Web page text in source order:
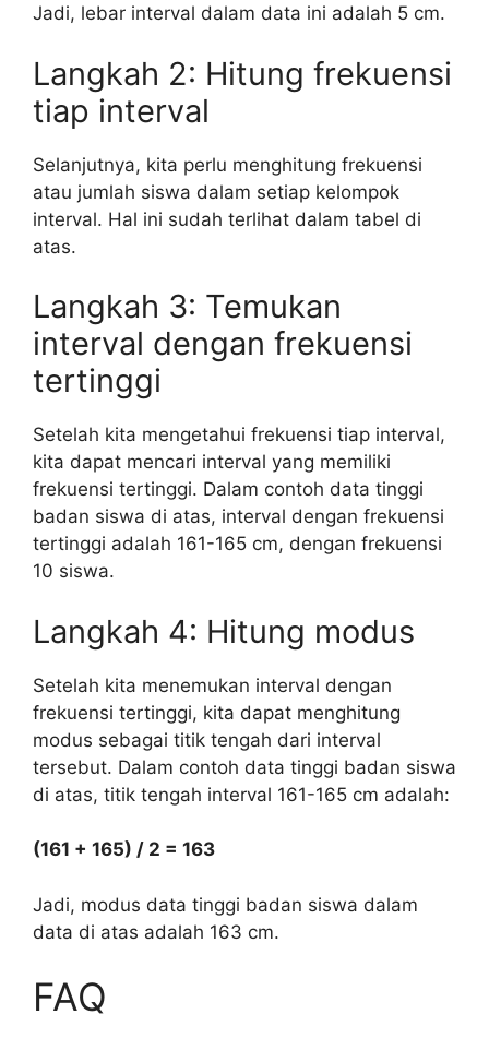
Jadi, lebar interval dalam data ini adalah 5 cm.
Langkah 2: Hitung frekuensi
tiap interval
Selanjutnya, kita perlu menghitung frekuensi
atau jumlah siswa dalam setiap kelompok
interval. Hal ini sudah terlihat dalam tabel di
atas.
Langkah 3: Temukan
interval dengan frekuensi
tertinggi
Setelah kita mengetahui frekuensi tiap interval,
kita dapat mencari interval yang memiliki
frekuensi tertinggi. Dalam contoh data tinggi
badan siswa di atas, interval dengan frekuensi
tertinggi adalah 161-165 cm, dengan frekuensi
10 siswa.
Langkah 4: Hitung modus
Setelah kita menemukan interval dengan
frekuensi tertinggi, kita dapat menghitung
modus sebagai titik tengah dari interval
tersebut. Dalam contoh data tinggi badan siswa
di atas, titik tengah interval 161-165 cm adalah:
(161 + 165) / 2 = 163
Jadi, modus data tinggi badan siswa dalam
data di atas adalah 163 cm.
FAQ